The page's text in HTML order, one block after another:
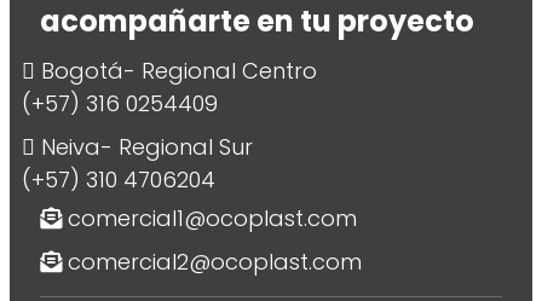
acompañarte en tu proyecto
Bogotá- Regional Centro
(+57) 316 0254409
Neiva- Regional Sur
(+57) 310 4706204
comercial1@ocoplast.com
comercial2@ocoplast.com